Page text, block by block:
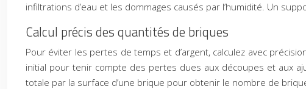
infiltrations d’eau et les dommages causés par l’humidité. Un
Calcul précis des quantités de briques
Pour éviter les pertes de temps et d’argent, calculez avec
initial pour tenir compte des pertes dues aux découpes et aux
totale par la surface d’une brique pour obtenir le nombre de